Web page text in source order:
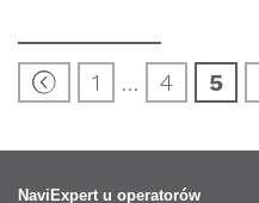
1 … 4 5
NaviExpert u operatorów